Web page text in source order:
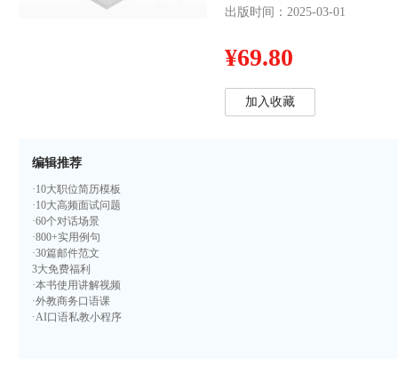
出版时间：2025-03-01
¥69.80
加入收藏
编辑推荐
·10大职位简历模板
·10大高频面试问题
·60个对话场景
·800+实用例句
·30篇邮件范文
3大免费福利
·本书使用讲解视频
·外教商务口语课
·AI口语私教小程序